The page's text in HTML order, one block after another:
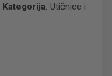
Kategorija: Utičnice i